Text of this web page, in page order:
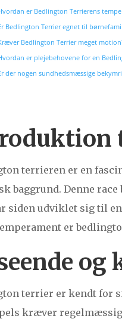
er Bedlington Terrierens
Bedlington Terrier egnet til
Bedlington Terrier meget
er plejebehovene for en
der nogen sundhedsmæssige
terrieren er en
baggrund. Denne
siden udviklet sig til
er
terrier er kendt for
kræver